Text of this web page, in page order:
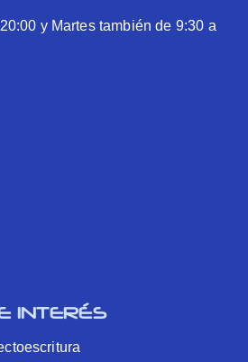
y Martes también de 9:30 a
INTERÉS